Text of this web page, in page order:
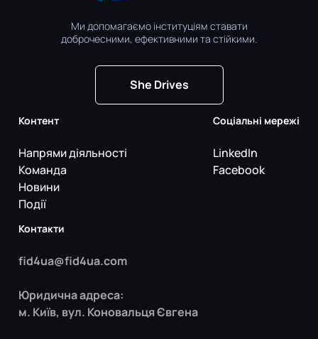
Ми допомагаємо інституціям ставати
доброчесними, ефективними та стійкими.
She Drives
Контент
Напрями діяльності
Команда
Новини
Події
Соціальні мережі
LinkedIn
Facebook
Контакти
fid4ua@fid4ua.com
Юридична адреса:
м. Київ, вул. Коновальця Євгена